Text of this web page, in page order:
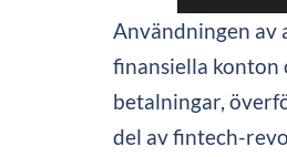
Användningen av
finansiella konton
betalningar,
del av fintech-